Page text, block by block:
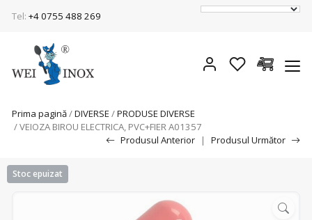
Tel: +4 0755 488 269
Prima pagină/DIVERSE /PRODUSE DIVERSE
/ VEIOZA BIROU ELECTRICA, PVC+FIER A01357
Produsul Anterior
| Produsul Următor